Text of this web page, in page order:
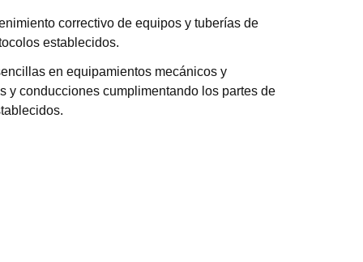
correctivo de equipos y tuberías de
establecidos.
en equipamientos mecánicos y
y conducciones cumplimentando los partes de